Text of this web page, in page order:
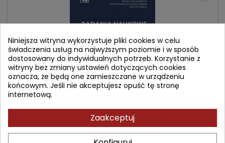
BADANIA NAUKOWE W PIELĘGNIARSTWIE
Niniejsza witryna wykorzystuje pliki cookies w celu
świadczenia usług na najwyższym poziomie i w sposób
dostosowany do indywidualnych potrzeb. Korzystanie z
witryny bez zmiany ustawień dotyczących cookies
oznacza, że będą one zamieszczane w urządzeniu
końcowym. Jeśli nie akceptujesz opuść tę stronę
internetową.
Zaakceptuj